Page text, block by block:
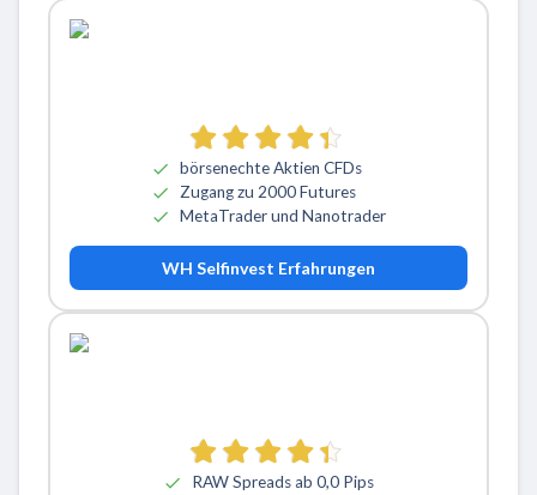
börsenechte Aktien CFDs
Zugang zu 2000 Futures
MetaTrader und Nanotrader
WH Selfinvest Erfahrungen
RAW Spreads ab 0,0 Pips